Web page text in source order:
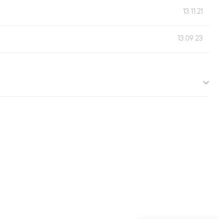
13.11.21
13.09.23